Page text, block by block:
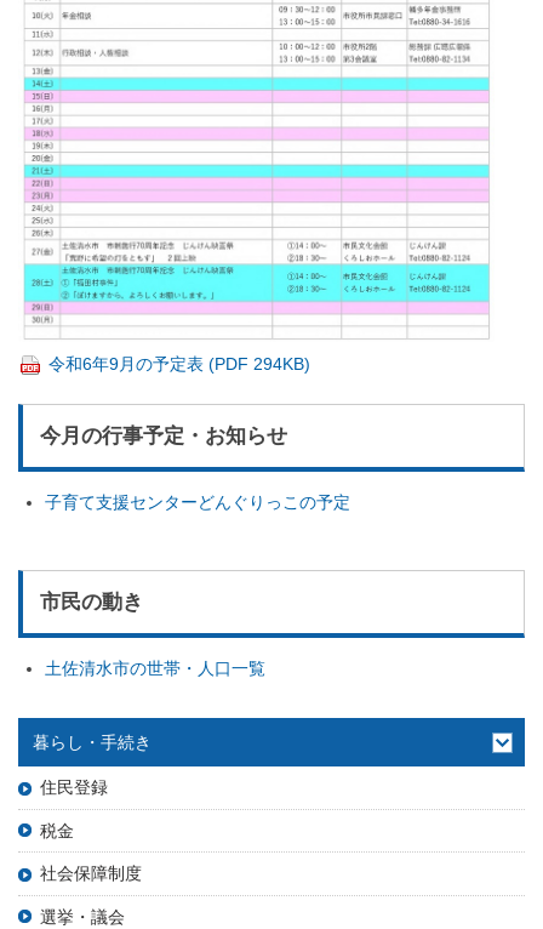
令和6年9月の予定表 (PDF 294KB)
今月の行事予定・お知らせ
子育て支援センターどんぐりっこの予定
市民の動き
土佐清水市の世帯・人口一覧
暮らし・手続き
住民登録
税金
社会保障制度
選挙・議会